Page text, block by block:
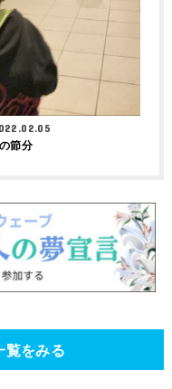
節分
覧をみる